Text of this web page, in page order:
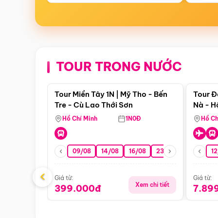
TOUR TRONG NƯỚC
Điểm nổi bật
Tour Miền Tây 1N | Mỹ Tho - Bến
Tre - Cù Lao Thới Sơn
Hồ Chí Minh 1N0Đ
09/08 14/08 16/08 23/08 30/08
Giá từ:
399.000đ Xem chi tiết
Tour
Nà -
Nha
Hồ
Giá từ:
‹